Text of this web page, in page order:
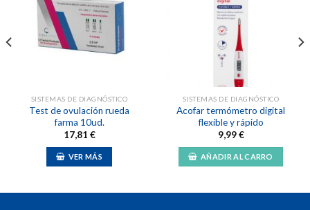
lista de
deseos
SISTEMAS DE DIAGNÓSTICO
Test de ovulación rueda
farma 10ud.
17,81 €
VER MÁS
SISTEMAS DE DIAGNÓSTICO
Acofar termómetro digital
flexible y rápido
9,99€
AÑADIR AL CARRO